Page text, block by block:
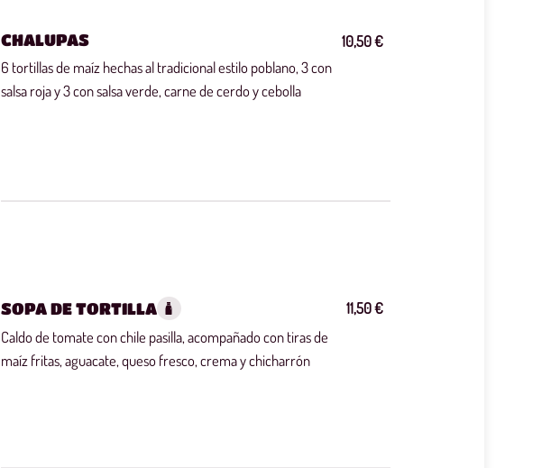
CHALUPAS
6 tortillas de maíz hechas al tradicional estilo poblano, 3 con
salsa roja y 3 con salsa verde, carne de cerdo y cebolla
10,50 €
SOPA DE TORTILLA
Caldo de tomate con chile pasilla, acompañado con tiras de
maíz fritas, aguacate, queso fresco, crema y chicharrón
11,50 €